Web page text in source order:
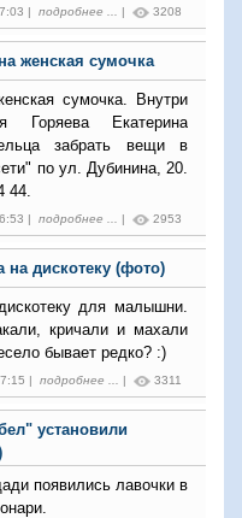
| подробнее ... | 3208
женская сумочка
сумочка. Внутри
Горяева Екатерина
забрать вещи в
по ул. Дубинина, 20.
44.
| подробнее ... | 2953
дискотеку (фото)
для малышни.
кричали и махали
бывает редко? :)
| подробнее ... | 3311
установили
появились лавочки в